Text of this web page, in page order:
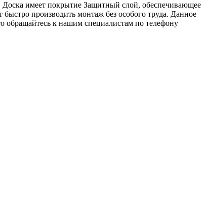
Доска имеет покрытие Защитный слой, обеспечивающее
производить монтаж без особого труда. Данное
обращайтесь к нашим специалистам по телефону